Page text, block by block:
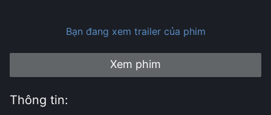
Bạn đang xem trailer của phim
Xem phim
Thông tin: